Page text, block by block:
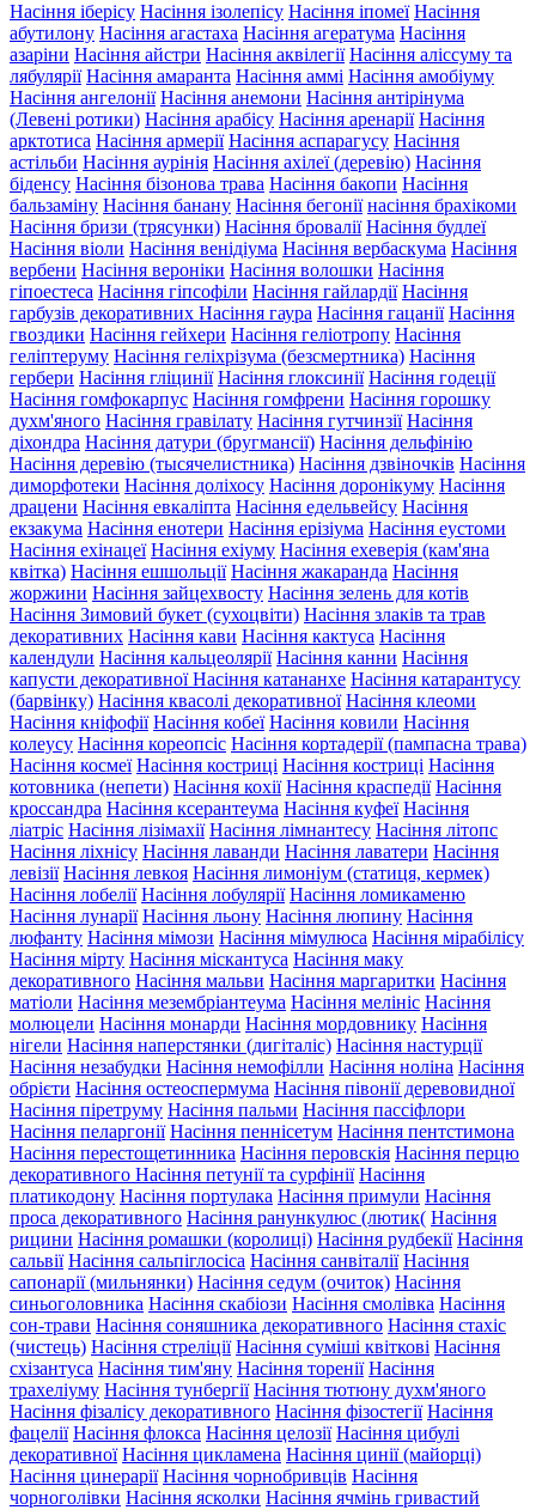
Насіння іберісу Насіння ізолепісу Насіння іпомеї Насіння
абутилону Насіння агастаха Насіння агератума Насіння
азаріни Насіння айстри Насіння аквілегії Насіння аліссуму та
лябулярії Насіння амаранта Насіння аммі Насіння амобіуму
Насіння ангелонії Насіння анемони Насіння антірінума
(Левені ротики) Насіння арабісу Насіння аренарії Насіння
арктотиса Насіння армерії Насіння аспарагусу Насіння
астільби Насіння аурінія Насіння ахілеї (деревію) Насіння
біденсу Насіння бізонова трава Насіння бакопи Насіння
бальзаміну Насіння банану Насіння бегонії насіння брахікоми
Насіння бризи (трясунки) Насіння бровалії Насіння будлеї
Насіння віоли Насіння венідіума Насіння вербаскума Насіння
вербени Насіння вероніки Насіння волошки Насіння
гіпоестеса Насіння гіпсофіли Насіння гайлардії Насіння
гарбузів декоративних Насіння гаура Насіння гацанії Насіння
гвоздики Насіння гейхери Насіння геліотропу Насіння
геліптеруму Насіння геліхрізума (безсмертника) Насіння
гербери Насіння гліцинії Насіння глоксинії Насіння годеції
Насіння гомфокарпус Насіння гомфрени Насіння горошку
духм'яного Насіння гравілату Насіння гутчинзії Насіння
діхондра Насіння датури (бругмансії) Насіння дельфінію
Насіння деревію (тысячелистника) Насіння дзвіночків Насіння
диморфотеки Насіння доліхосу Насіння доронікуму Насіння
драцени Насіння евкаліпта Насіння едельвейсу Насіння
екзакума Насіння енотери Насіння ерізіума Насіння еустоми
Насіння ехінацеї Насіння ехіуму Насіння ехеверія (кам'яна
квітка) Насіння ешшольції Насіння жакаранда Насіння
жоржини Насіння зайцехвосту Насіння зелень для котів
Насіння Зимовий букет (сухоцвіти) Насіння злаків та трав
декоративних Насіння кави Насіння кактуса Насіння
календули Насіння кальцеолярії Насіння канни Насіння
капусти декоративноїНасіння катананхе Насіння катарантусу
(барвінку) Насіння квасолі декоративної Насіння клеоми
Насіння кніфофії Насіння кобеї Насіння ковили Насіння
колеусу Насіння кореопсіс Насіння кортадерії (пампасна трава)
Насіння космеї Насіння костриці Насіння костриці Насіння
котовника (непети) Насіння кохії Насіння краспедії Насіння
кроссандра Насіння ксерантеума Насіння куфеї Насіння
ліатріс Насіння лізімахії Насіння лімнантесу Насіння літопс
Насіння ліхнісу Насіння лаванди Насіння лаватери Насіння
левізії Насіння левкоя Насіння лимоніум (статиця, кермек)
Насіння лобелії Насіння лобулярії Насіння ломикаменю
Насіння лунарії Насіння льону Насіння люпину Насіння
люфанту Насіння мімози Насіння мімулюса Насіння мірабілісу
Насіння мірту Насіння міскантуса Насіння маку
декоративного Насіння мальви Насіння маргаритки Насіння
матіоли Насіння мезембріантеума Насіння мелініс Насіння
молюцели Насіння монарди Насіння мордовнику Насіння
нігели Насіння наперстянки (дигіталіс) Насіння настурції
Насіння незабудки Насіння немофілли Насіння ноліна Насіння
обрієти Насіння остеоспермума Насіння півонії деревовидної
Насіння піретруму Насіння пальми Насіння пассіфлори
Насіння пеларгонії Насіння пеннісетум Насіння пентстимона
Насіння перестощетинника Насіння перовскія Насіння перцю
декоративного Насіння петунії та сурфінії Насіння
платикодону Насіння портулака Насіння примули Насіння
проса декоративного Насіння ранункулюс (лютик( Насіння
рицини Насіння ромашки (королиці) Насіння рудбекії Насіння
сальвії Насіння сальпіглосіса Насіння санвіталії Насіння
сапонарії (мильнянки) Насіння седум (очиток) Насіння
синьоголовника Насіння скабіози Насіння смолівка Насіння
сон-трави Насіння соняшника декоративного Насіння стахіс
(чистець) Насіння стреліції Насіння суміші квіткові Насіння
схізантуса Насіння тим'яну Насіння торенії Насіння
трахеліуму Насіння тунбергії Насіння тютюну духм'яного
Насіння фізалісу декоративного Насіння фізостегії Насіння
фацелії Насіння флокса Насіння целозії Насіння цибулі
декоративної Насіння цикламена Насіння цинії (майорці)
Насіння цинерарії Насіння чорнобривців Насіння
чорноголівки Насіння ясколки Насіння ячмінь гривастий